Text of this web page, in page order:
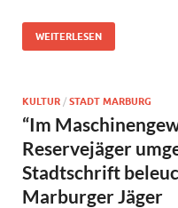
WEITERLESEN
KULTUR / STADT MARBURG
“Im
Reservejäger
Stadtschrift
Marburger Jäger